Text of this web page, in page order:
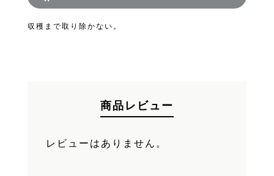
収穫まで取り除かない。
商品レビュー
レビューはありません。